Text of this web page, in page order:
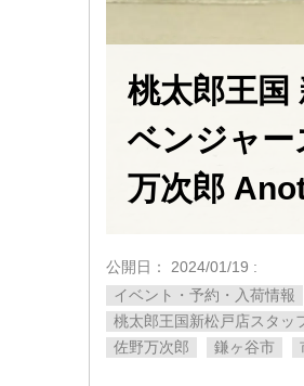
桃太郎王国
ベンジャ
万次郎
公開日： 2024/01/19 :
イベント・予約・入荷情報
桃太郎王国新松戸店スタッ
佐野万次郎
鎌ヶ谷市